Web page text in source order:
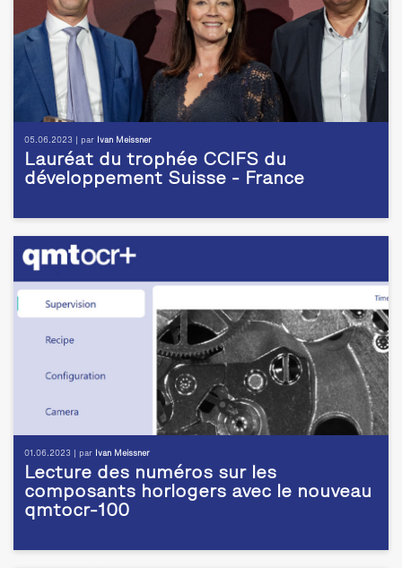
05.06.2023 | par Ivan Meissner
Lauréat du trophée CCIFS du
développement Suisse - France
01.06.2023 | par Ivan Meissner
Lecture des numéros sur les
composants horlogers avec le nouveau
qmtocr-100